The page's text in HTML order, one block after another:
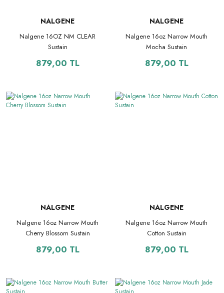
NALGENE
Nalgene 16OZ NM CLEAR
Sustain
879,00 TL
NALGENE
Nalgene 16oz Narrow Mouth
Mocha Sustain
879,00 TL
NALGENE
Nalgene 16oz Narrow Mouth
Cherry Blossom Sustain
879,00 TL
NALGENE
Nalgene 16oz Narrow Mouth
Cotton Sustain
879,00 TL